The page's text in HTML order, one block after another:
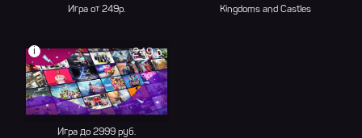
Игра от 249р. Kingdoms and Castles
249 р.
i
Игра до 2999 руб.